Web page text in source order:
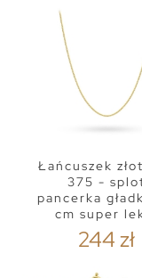
Łańcuszek
375 -
pancerka
cm super
244 zł